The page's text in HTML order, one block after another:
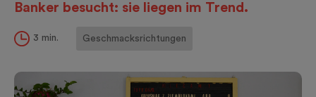
Banker besucht: sie liegen im Trend.
3 min. Geschmacksrichtungen